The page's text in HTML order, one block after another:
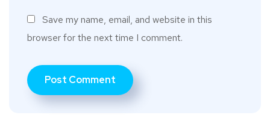
Save my name, email, and website in this
browser for the next time I comment.